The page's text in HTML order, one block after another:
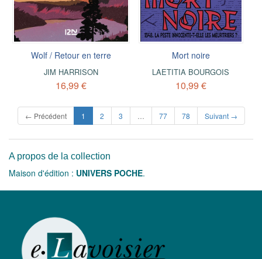
Wolf / Retour en terre
JIM HARRISON
16,99 €
Mort noire
LAETITIA BOURGOIS
10,99 €
← Précédent 1 (current)
2 3 77 78 Suivant →
A propos de la collection
Maison d'édition : UNIVERS POCHE.